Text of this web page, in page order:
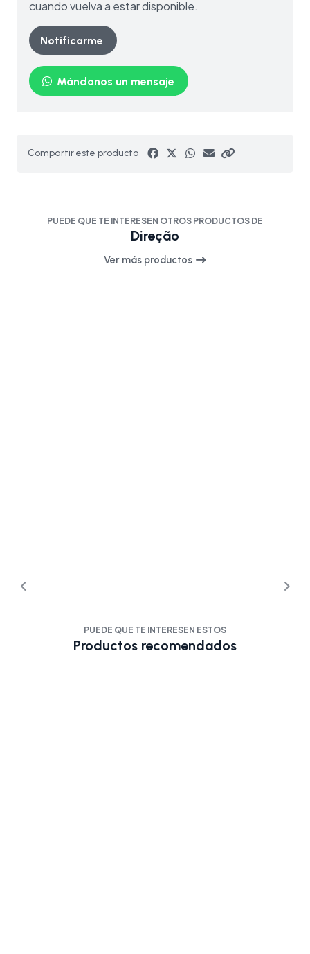
cuando vuelva a estar disponible.
Notificarme
Mándanos un mensaje
Compartir este producto
PUEDE QUE TE INTERESEN OTROS PRODUCTOS DE
Direção
Ver más productos
PUEDE QUE TE INTERESEN ESTOS
Productos recomendados